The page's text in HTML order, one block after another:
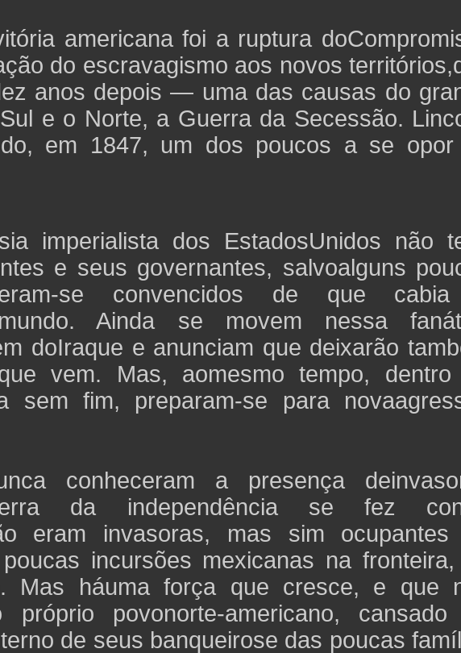
americana foi a ruptura
do escravagismo aos novos
anos depois — uma das causas do
e o Norte, a Guerra da Secessão.
em 1847, um dos poucos a se opor
imperialista dos EstadosUnidos não
e seus governantes, salvoalguns
se convencidos de que
Ainda se movem nessa
doIraque e anunciam que deixarão
vem. Mas, aomesmo tempo, dentro
sem fim, preparam-se para
conheceram a presença
da independência se fez
eram invasoras, mas sim ocupantes
incursões mexicanas na
Mas háuma força que cresce, e que
povonorte-americano, cansado
de seus banqueirose das poucas